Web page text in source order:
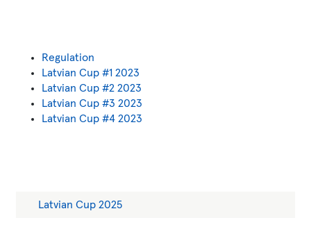
Regulation
Latvian Cup #1 2023
Latvian Cup #2 2023
Latvian Cup #3 2023
Latvian Cup #4 2023
menuLatvian Cup 2025